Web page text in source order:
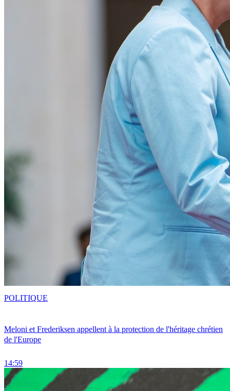
Meloni et Frederiksen appellent à la protection de l'héritage chrétien
de l'Europe
14:59
POLITIQUE